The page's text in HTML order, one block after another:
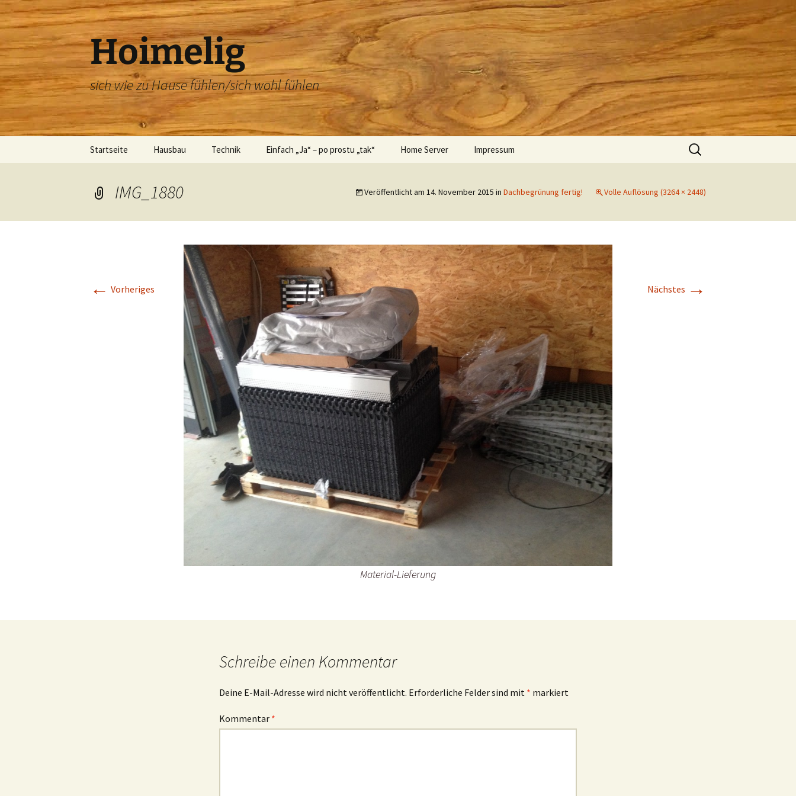
Zum
Inhalt
springen
Hoimelig
sich wie zu Hause fühlen/sich wohl fühlen
Startseite Hausbau Technik Einfach „Ja“ – po prostu „tak“ Home Server Impressum
Suchen
nach:
IMG_1880 Veröffentlicht am 14. November 2015 in Dachbegrünung fertig! Volle Auflösung (3264 × 2448)
← Vorheriges Nächstes →
Material-Lieferung
Schreibe einen Kommentar
Deine E-Mail-Adresse wird nicht veröffentlicht. Erforderliche Felder sind mit * markiert
Kommentar *